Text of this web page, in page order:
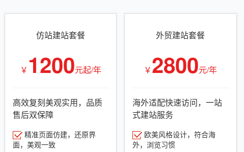
仿站建站套餐
￥ 1200元起/年
高效复刻美观实用，品质
售后双保障
精准页面仿建，还原界
面，美观一致
外贸建站套餐
￥2800元/年
海外适配快速访问，一站
式建站服务
欧美风格设计，符合海
外，浏览习惯